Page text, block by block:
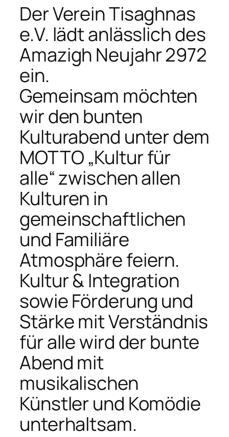
Der Verein Tisaghnas
e.V. lädt anlässlich des
Amazigh Neujahr 2972
ein.
Gemeinsam möchten
wir den bunten
Kulturabend unter dem
MOTTO „Kultur für
alle“ zwischen allen
Kulturen in
gemeinschaftlichen
und Familiäre
Atmosphäre feiern.
Kultur & Integration
sowie Förderung und
Stärke mit Verständnis
für alle wird der bunte
Abend mit
musikalischen
Künstler und Komödie
unterhaltsam.